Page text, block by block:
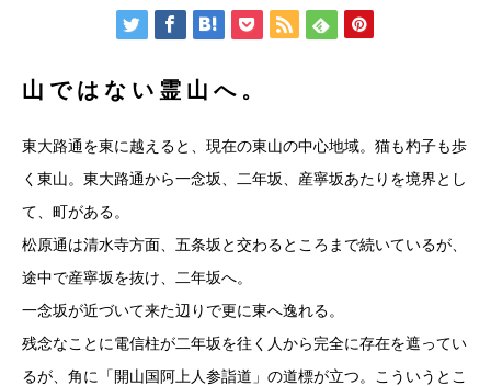
山ではない霊山へ。
東大路通を東に越えると、現在の東山の中心地域。猫も杓子も歩
く東山。東大路通から一念坂、二年坂、産寧坂あたりを境界とし
て、町がある。
松原通は清水寺方面、五条坂と交わるところまで続いているが、
途中で産寧坂を抜け、二年坂へ。
一念坂が近づいて来た辺りで更に東へ逸れる。
残念なことに電信柱が二年坂を往く人から完全に存在を遮ってい
るが、角に「開山国阿上人参詣道」の道標が立つ。こういうとこ